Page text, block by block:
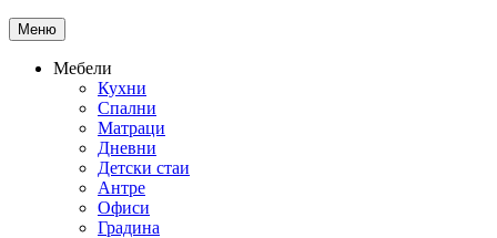
Меню
Мебели
Кухни
Спални
Матраци
Дневни
Детски стаи
Антре
Офиси
Градина